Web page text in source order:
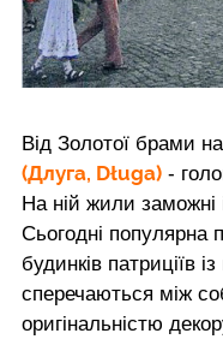
Від Золотої брами
(Длуга, Długa) -
На ній жили заможні
Сьогодні популярна
будинків патриціїв
сперечаються між
оригінальністю